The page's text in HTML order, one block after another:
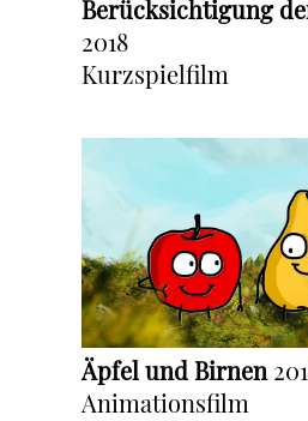
Berücksichtigung
2018
Kurzspielfilm
Äpfel und Birnen
Animationsfilm